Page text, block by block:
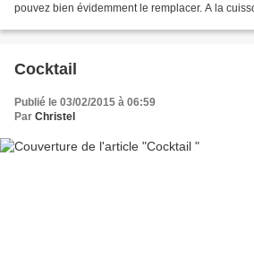
pouvez bien évidemment le remplacer. A la
Cocktail
Publié le 03/02/2015 à 06:59
Par Christel